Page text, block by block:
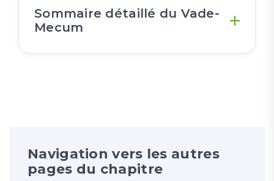
Sommaire détaillé du Vade-
Mecum
Navigation vers les autres
pages du chapitre